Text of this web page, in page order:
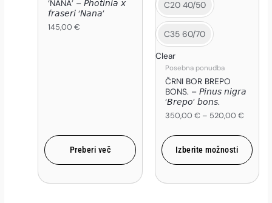
‘NANA’ – 𝘗𝘩𝘰𝘵𝘪𝘯𝘪𝘢 𝘹
𝘧𝘳𝘢𝘴𝘦𝘳𝘪 ‘𝘕𝘢𝘯𝘢’
145,00€
Preberi več
C20 40/50
C35 60/70
Clear
Posebna ponudba
ČRNI BOR BREPO
BONS. – 𝘗𝘪𝘯𝘶𝘴 𝘯𝘪𝘨𝘳𝘢
‘𝘉𝘳𝘦𝘱𝘰’ 𝘣𝘰𝘯𝘴.
350,00 € – 520,00 €
Izberite možnosti
strani
izdelka